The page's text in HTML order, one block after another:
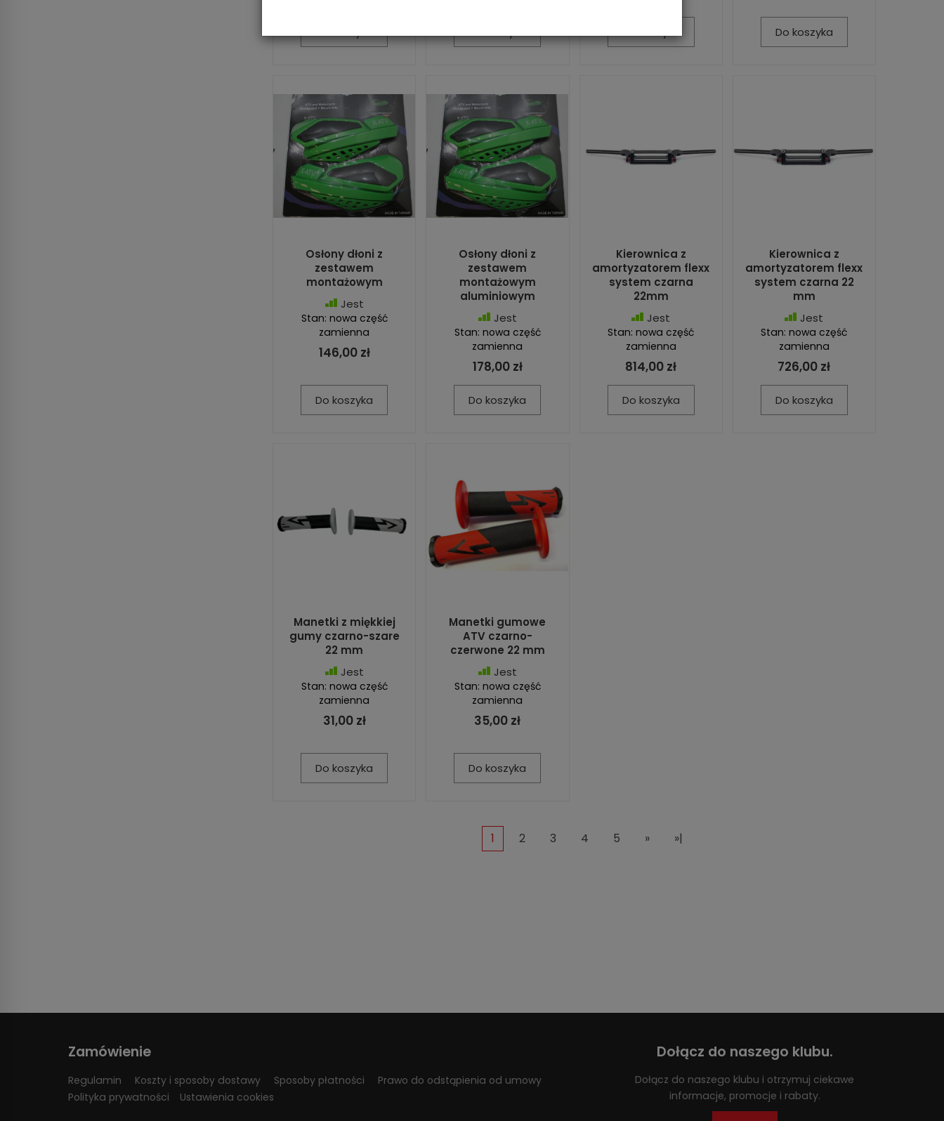
Do koszyka
Osłony dłoni z
zestawem
montażowym
Jest
Stan: nowa część
zamienna
146,00 zł
Do koszyka
Osłony dłoni z
zestawem
montażowym
aluminiowym
Jest
Stan: nowa część
zamienna
178,00 zł
Do koszyka
Kierownica z
amortyzatorem flexx
system czarna
22mm
Jest
Stan: nowa część
zamienna
814,00 zł
Do koszyka
Kierownica z
amortyzatorem flexx
system czarna 22
mm
Jest
Stan: nowa część
zamienna
726,00 zł
Do koszyka
Manetki z miękkiej
gumy czarno-szare
22 mm
Jest
Stan: nowa część
zamienna
31,00 zł
Do koszyka
Manetki gumowe
ATV czarno-
czerwone 22 mm
Jest
Stan: nowa część
zamienna
35,00 zł
Do koszyka
1 2 3 4 5 » »|
Zamówienie
Regulamin Koszty i sposoby dostawy Sposoby płatności
Prawo do odstąpienia od umowy
Polityka prywatności
Ustawienia cookies
Dołącz do naszego klubu.
Dołącz do naszego klubu i otrzymuj ciekawe
informacje, promocje i rabaty.